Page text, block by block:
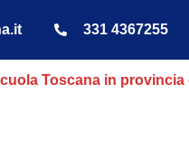
331 4367255